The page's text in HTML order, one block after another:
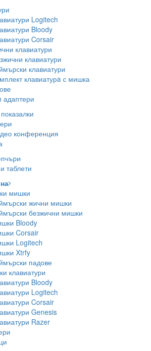
Logitech
Bloody
Corsair
клавиатури
клавиатури
клавиатури
клавиатурa с мишка
адаптери
конференция
таблети
мишки
жични мишки
безжични мишки
Bloody
Corsair
Logitech
Xtrfy
падове
клавиатури
Bloody
Logitech
Corsair
Genesis
Razer